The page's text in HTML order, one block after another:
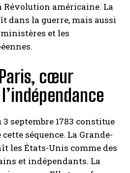
américaine. La
dans la guerre, mais aussi
et les
cœur
septembre 1783 constitue
séquence. La Grande-
les États-Unis comme des
et indépendants. La